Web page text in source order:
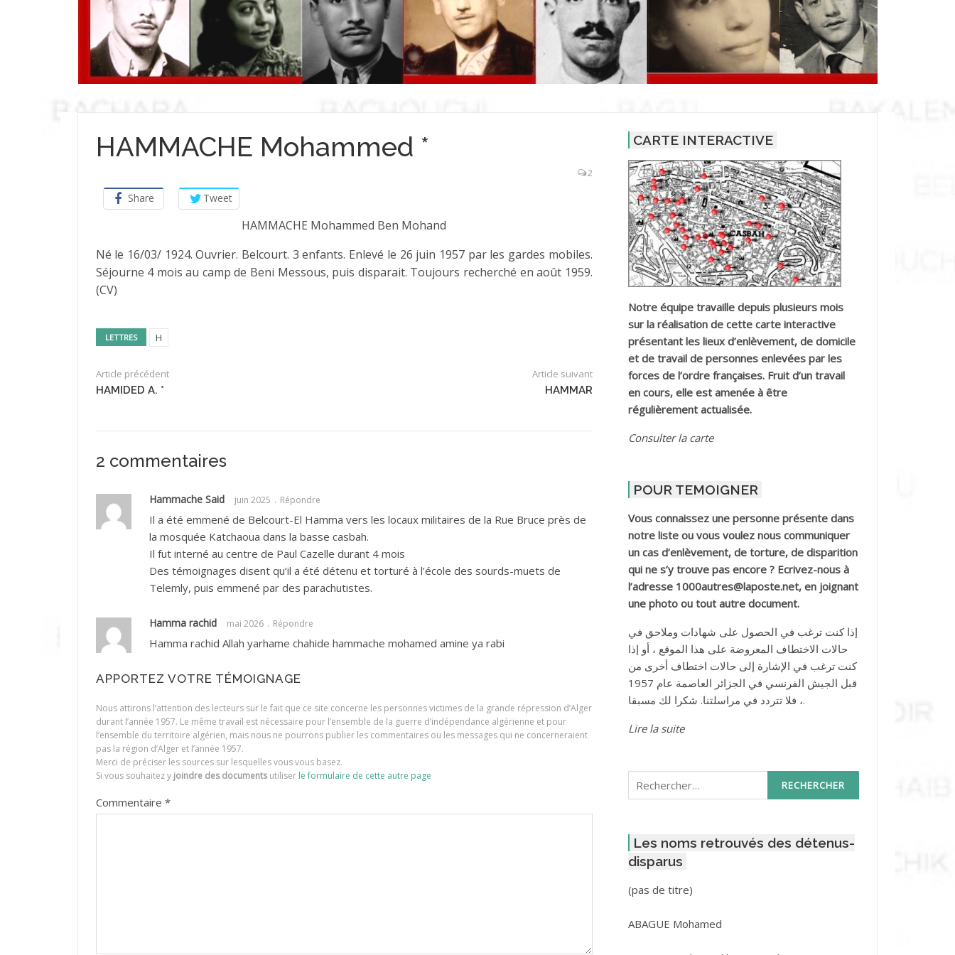
HAMMACHE Mohammed *
2
Share Tweet
HAMMACHE Mohammed Ben Mohand
Né le 16/03/ 1924. Ouvrier. Belcourt. 3 enfants. Enlevé le 26 juin 1957 par les gardes mobiles.
Séjourne 4 mois au camp de Beni Messous, puis disparait. Toujours recherché en août 1959.
(CV)
LETTRES H
Article précédent
HAMIDED A. *
Article suivant
HAMMAR
2 commentaires
Hammache Said juin 2025 Répondre
Il a été emmené de Belcourt-El Hamma vers les locaux militaires de la Rue Bruce près de
la mosquée Katchaoua dans la basse casbah.
Il fut interné au centre de Paul Cazelle durant 4 mois
Des témoignages disent qu’il a été détenu et torturé à l’école des sourds-muets de
Telemly, puis emmené par des parachutistes.
Hamma rachid mai 2026 Répondre
Hamma rachid Allah yarhame chahide hammache mohamed amine ya rabi
APPORTEZ VOTRE TÉMOIGNAGE
Nous attirons l’attention des lecteurs sur le fait que ce site concerne les personnes victimes de la grande répression d’Alger
durant l’année 1957. Le même travail est nécessaire pour l’ensemble de la guerre d’indépendance algérienne et pour
l’ensemble du territoire algérien, mais nous ne pourrons publier les commentaires ou les messages qui ne concerneraient
pas la région d’Alger et l’année 1957.
Merci de préciser les sources sur lesquelles vous vous basez.
Si vous souhaitez y joindre des documentsutiliser le formulaire de cette autre page
Commentaire *
CARTE INTERACTIVE
Notre équipe travaille depuis plusieurs mois
sur la réalisation de cette carte interactive
présentant les lieux d’enlèvement, de domicile
et de travail de personnes enlevées par les
forces de l’ordre françaises. Fruit d’un travail
en cours, elle est amenée à être
régulièrement actualisée.
Consulter la carte
POUR TEMOIGNER
Vous connaissez une personne présente dans
notre liste ou vous voulez nous communiquer
un cas d’enlèvement, de torture, de disparition
qui ne s’y trouve pas encore ? Ecrivez-nous à
l’adresse 1000autres@laposte.net, en joignant
une photo ou tout autre document.
إذا كنت ترغب في الحصول على شهادات وملاحق في
حالات الاختطاف المعروضة على هذا الموقع ، أو إذا
كنت ترغب في الإشارة إلى حالات اختطاف أخرى من
قبل الجيش الفرنسي في الجزائر العاصمة عام 1957
، فلا تتردد في مراسلتنا. شكرا لك مسبقا.
Lire la suite
Rechercher :
Les noms retrouvés des détenus-
disparus
(pas de titre)Post
3416
ABAGUE Mohamed